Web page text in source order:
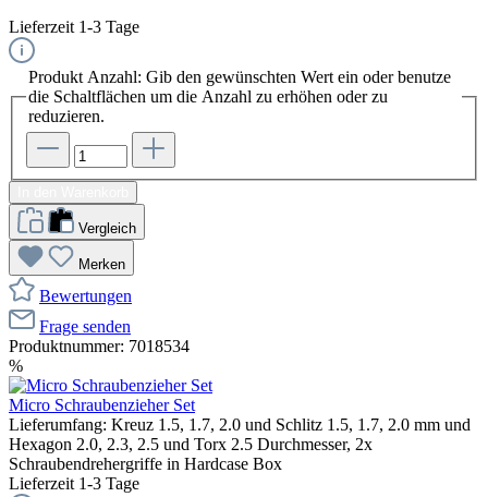
Lieferzeit 1-3 Tage
Produkt Anzahl: Gib den gewünschten Wert ein oder benutze
die Schaltflächen um die Anzahl zu erhöhen oder zu
reduzieren.
Vergleich
Merken
Bewertungen
Frage senden
Produktnummer: 7018534
%
Micro Schraubenzieher Set
Lieferumfang: Kreuz 1.5, 1.7, 2.0 und Schlitz 1.5, 1.7, 2.0 mm und
Hexagon 2.0, 2.3, 2.5 und Torx 2.5 Durchmesser, 2x
Schraubendrehergriffe in Hardcase Box
Lieferzeit 1-3 Tage